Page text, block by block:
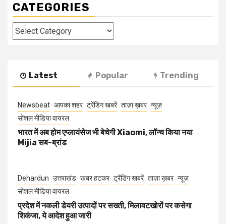
CATEGORIES
Categories
Latest Popular Trending
Newsbeat आपका शहर ट्रेंडिंग खबरें ताज़ा ख़बर न्यूज़
सोशल मीडिया वायरल
भारत में अब होम एप्लायंसेज भी बेचेगी Xiaomi, लॉन्च किया नया
Mijia सब-ब्रांड
Dehardun उत्तराखंड खबर हटकर ट्रेंडिंग खबरें ताज़ा ख़बर न्यूज़
सोशल मीडिया वायरल
प्रदेश में नकली डेयरी उत्पादों पर सख्ती, मिलावटखोरों पर कसेगा
शिकंजा, ये आदेश हुआ जारी